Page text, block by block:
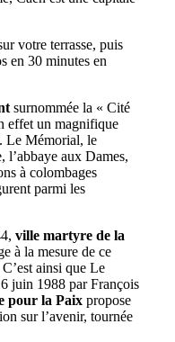
votre terrasse, puis
en 30 minutes en
surnommée la « Cité
effet un magnifique
Le Mémorial, le
l’abbaye aux Dames,
à colombages
parmi les
ville martyre de la
à la mesure de ce
ainsi que Le
juin 1988 par François
pour la Paix propose
sur l’avenir, tournée